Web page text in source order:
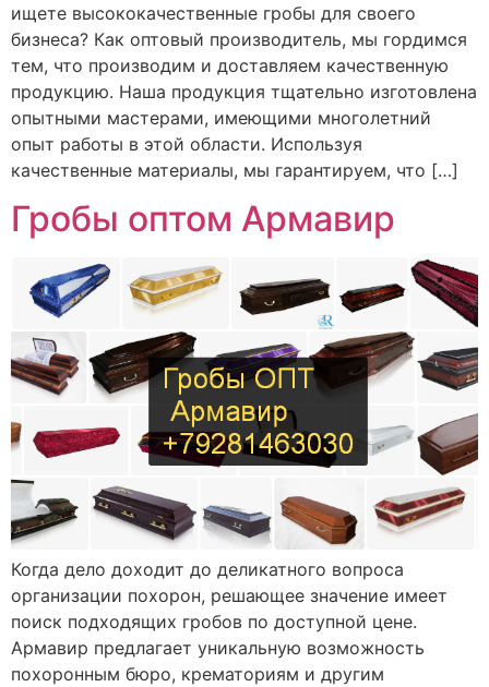
ищете высококачественные гробы для своего
бизнеса? Как оптовый производитель, мы гордимся
тем, что производим и доставляем качественную
продукцию. Наша продукция тщательно изготовлена
опытными мастерами, имеющими многолетний
опыт работы в этой области. Используя
качественные материалы, мы гарантируем, что […]
Гробы оптом Армавир
Когда дело доходит до деликатного вопроса
организации похорон, решающее значение имеет
поиск подходящих гробов по доступной цене.
Армавир предлагает уникальную возможность
похоронным бюро, крематориям и другим